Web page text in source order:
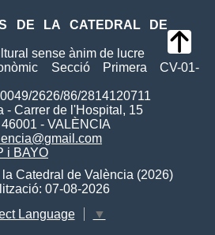
DE LA CATEDRAL DE
sense ànim de lucre
Secció Primera CV-01-
2626/86/2814120711
- Carrer de l'Hospital, 15
- VALÈNCIA
i BAYO
Catedral de València (2026)
07-08-2026
Language
▼